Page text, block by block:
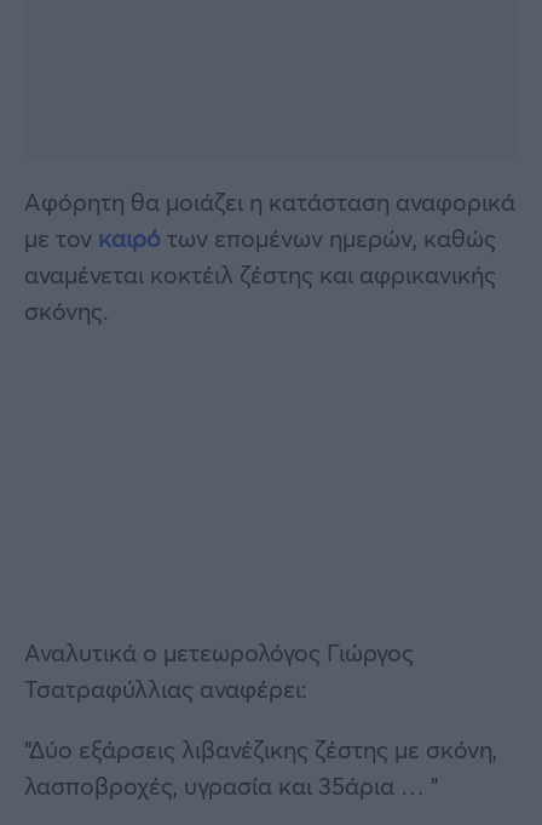
Αφόρητη θα μοιάζει η κατάσταση αναφορικά
με τον καιρό των επομένων ημερών, καθώς
αναμένεται κοκτέιλ ζέστης και αφρικανικής
σκόνης.
Αναλυτικά ο μετεωρολόγος Γιώργος
Τσατραφύλλιας αναφέρει:
“Δύο εξάρσεις λιβανέζικης ζέστης με σκόνη,
λασποβροχές, υγρασία και 35άρια … ”